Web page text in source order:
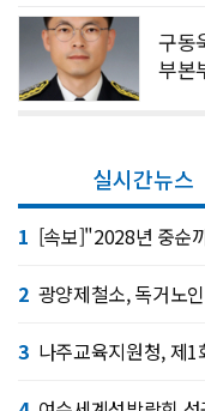
구동
부본
실시간뉴스
1 [속보]"2028년 중순
2 광양제철소, 독거노
3 나주교육지원청, 제